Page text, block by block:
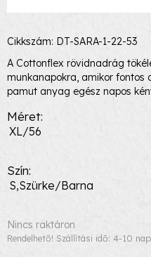
Cikkszám: DT-SARA-1-22-53
A Cottonflex rövidnadrág
munkanapokra, amikor fontos
pamut anyag egész napos
Méret
XL/56
Szín
S,Szürke/Barna
Nincs raktáron
Rendelhető! Szállítási idő: 4-10 nap